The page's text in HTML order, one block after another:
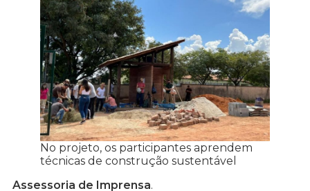
No projeto, os participantes aprendem
técnicas de construção sustentável
Assessoria de Imprensa.